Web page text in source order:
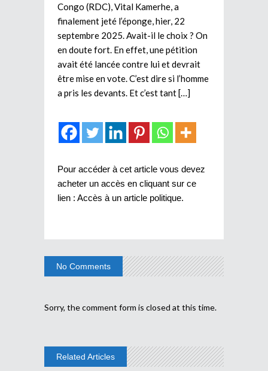
Congo (RDC), Vital Kamerhe, a
finalement jeté l’éponge, hier, 22
septembre 2025. Avait-il le choix ? On
en doute fort. En effet, une pétition
avait été lancée contre lui et devrait
être mise en vote. C’est dire si l’homme
a pris les devants. Et c’est tant […]
Pour accéder à cet article vous devez
acheter un accès en cliquant sur ce
lien : Accès à un article politique.
No Comments
Sorry, the comment form is closed at this time.
Related Articles